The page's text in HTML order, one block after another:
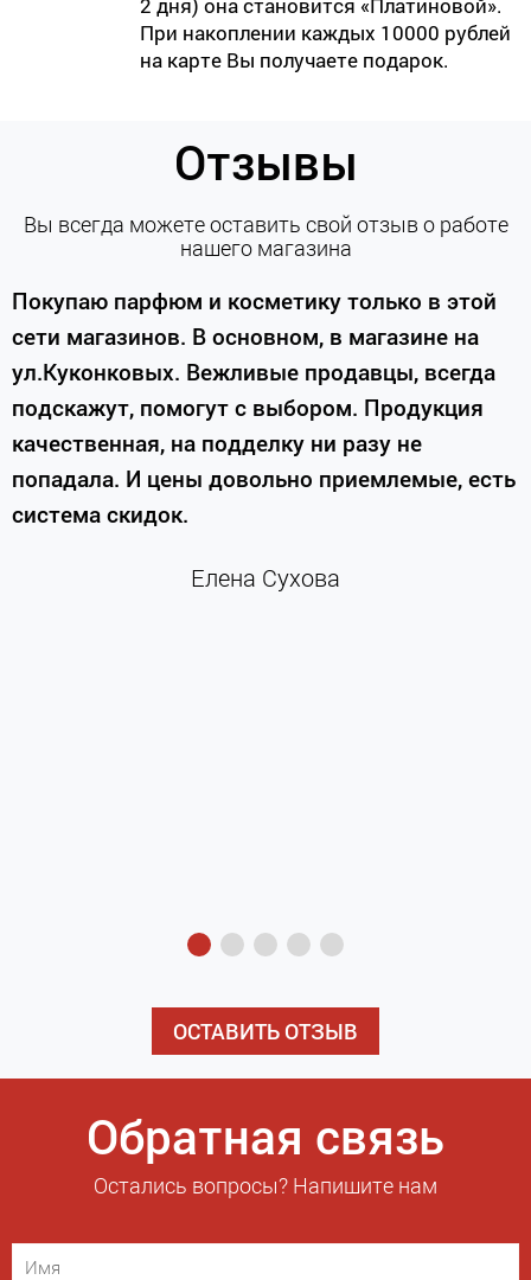
2 дня) она становится «Платиновой».
При накоплении каждых 10000 рублей
на карте Вы получаете подарок.
Отзывы
Вы всегда можете оставить свой отзыв о работе
нашего магазина
Покупаю парфюм и косметику только в этой
сети магазинов. В основном, в магазине на
ул.Куконковых. Вежливые продавцы, всегда
подскажут, помогут с выбором. Продукция
качественная, на подделку ни разу не
попадала. И цены довольно приемлемые, есть
система скидок.
Елена Сухова
ОСТАВИТЬ ОТЗЫВ
Обратная связь
Остались вопросы? Напишите нам